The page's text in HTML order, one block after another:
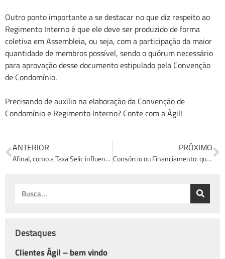
Destaques
Clientes Ágil – bem vindo
Outro ponto importante a se destacar no que diz respeito ao
Regimento Interno é que ele deve ser produzido de forma
coletiva em Assembleia, ou seja, com a participação da maior
quantidade de membros possível, sendo o quórum necessário
para aprovação desse documento estipulado pela Convenção
de Condomínio.
Precisando de auxílio na elaboração da Convenção de
Condomínio e Regimento Interno? Conte com a Ágil!
ANTERIOR
Afinal, como a Taxa Selic influencia o mercado imobiliário?
PRÓXIMO
Consórcio ou Financiamento: qual a melhor forma de comprar um imóvel?